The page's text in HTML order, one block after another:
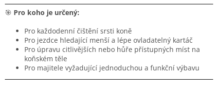
🎯 Pro koho je určený:
Pro každodenní čištění srsti koně
Pro jezdce hledající menší a lépe ovladatelný kartáč
Pro úpravu citlivějších nebo hůře přístupných míst na
koňském těle
Pro majitele vyžadující jednoduchou a funkční výbavu